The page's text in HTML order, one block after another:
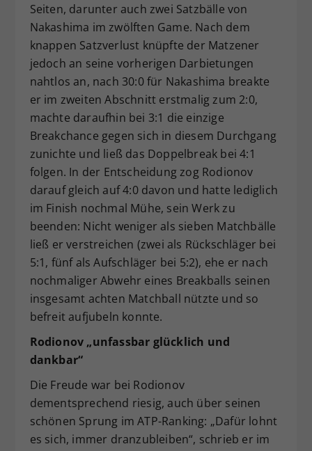
Seiten, darunter auch zwei Satzbälle von
Nakashima im zwölften Game. Nach dem
knappen Satzverlust knüpfte der Matzener
jedoch an seine vorherigen Darbietungen
nahtlos an, nach 30:0 für Nakashima breakte
er im zweiten Abschnitt erstmalig zum 2:0,
machte daraufhin bei 3:1 die einzige
Breakchance gegen sich in diesem Durchgang
zunichte und ließ das Doppelbreak bei 4:1
folgen. In der Entscheidung zog Rodionov
darauf gleich auf 4:0 davon und hatte lediglich
im Finish nochmal Mühe, sein Werk zu
beenden: Nicht weniger als sieben Matchbälle
ließ er verstreichen (zwei als Rückschläger bei
5:1, fünf als Aufschläger bei 5:2), ehe er nach
nochmaliger Abwehr eines Breakballs seinen
insgesamt achten Matchball nützte und so
befreit aufjubeln konnte.
Rodionov „unfassbar glücklich und
dankbar“
Die Freude war bei Rodionov
dementsprechend riesig, auch über seinen
schönen Sprung im ATP-Ranking: „Dafür lohnt
es sich, immer dranzubleiben“, schrieb er im